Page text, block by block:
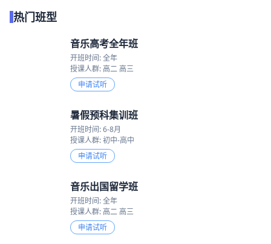
热门班型
音乐高考全年班
开班时间: 全年
授课人群: 高二 高三
申请试听
暑假预科集训班
开班时间: 6-8月
授课人群: 初中-高中
申请试听
音乐出国留学班
开班时间: 全年
授课人群: 高二 高三
申请试听